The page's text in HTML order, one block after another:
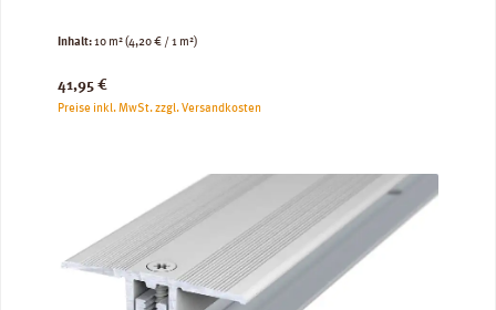
Inhalt:10 m²(4,20 € / 1 m²)
Regulärer Preis:
41,95 €
Preise inkl. MwSt. zzgl. Versandkosten